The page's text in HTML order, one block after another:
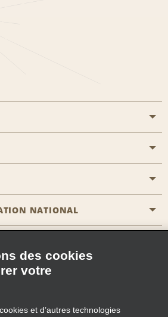
par email
NATIONAL
des cookies
votre
et d’autres technologies